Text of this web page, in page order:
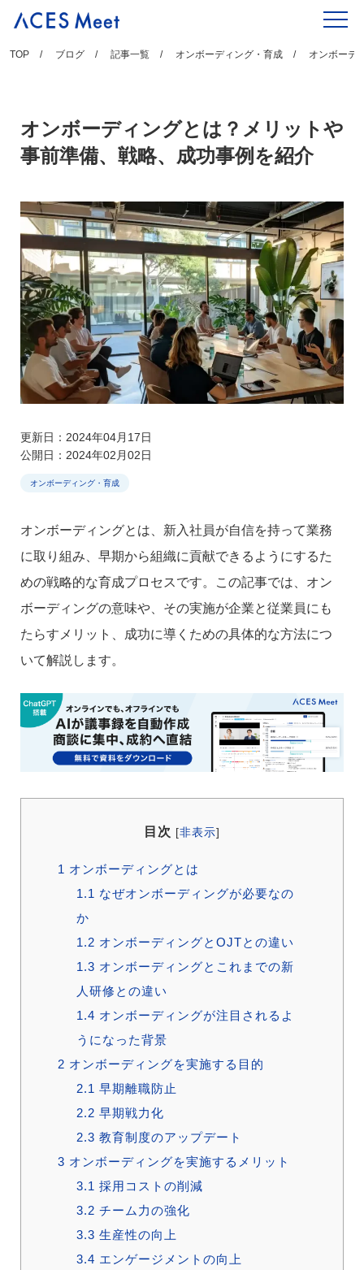
content
TOP ブログ 記事一覧 オンボーディング・育成 オンボーデ
オンボーディングとは？メリットや
事前準備、戦略、成功事例を紹介
更新日：2024年04月17日
公開日：2024年02月02日
オンボーディング・育成
オンボーディングとは、新入社員が自信を持って業務
に取り組み、早期から組織に貢献できるようにするた
めの戦略的な育成プロセスです。この記事では、オン
ボーディングの意味や、その実施が企業と従業員にも
たらすメリット、成功に導くための具体的な方法につ
いて解説します。
目次 [非表示]
1 オンボーディングとは
1.1 なぜオンボーディングが必要なの
か
1.2 オンボーディングとOJTとの違い
1.3 オンボーディングとこれまでの新
人研修との違い
1.4 オンボーディングが注目されるよ
うになった背景
2 オンボーディングを実施する目的
2.1 早期離職防止
2.2 早期戦力化
2.3 教育制度のアップデート
3 オンボーディングを実施するメリット
3.1 採用コストの削減
3.2 チーム力の強化
3.3 生産性の向上
3.4 エンゲージメントの向上